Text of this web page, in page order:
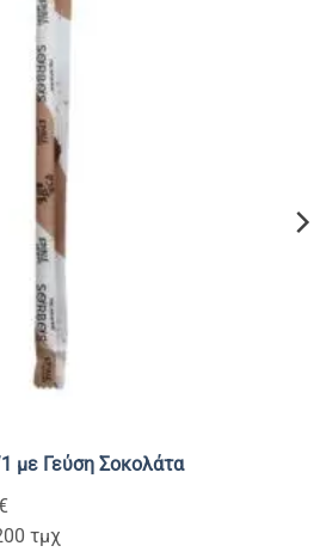
με Γεύση Σοκολάτα
τμχ